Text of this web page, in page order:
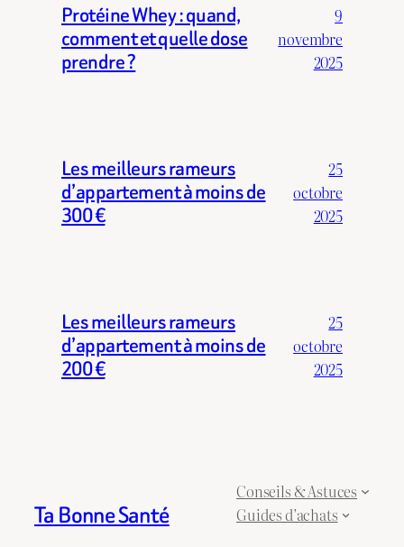
Protéine Whey : quand,
comment et quelle dose
prendre ?
9
novembre
2025
Les meilleurs rameurs
d’appartement à moins de
300 €
25
octobre
2025
Les meilleurs rameurs
d’appartement à moins de
200 €
25
octobre
2025
Ta Bonne Santé
Conseils & Astuces
Guides d’achats